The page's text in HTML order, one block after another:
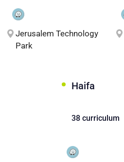
Jerusalem Technology
Park
Haifa
38 curriculum